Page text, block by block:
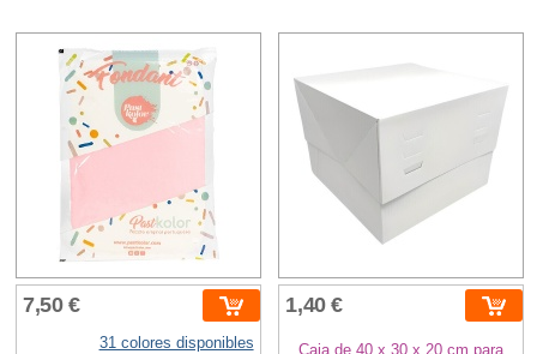
7,50 €
31 colores disponibles
1,40 €
Caja de 40 x 30 x 20 cm para